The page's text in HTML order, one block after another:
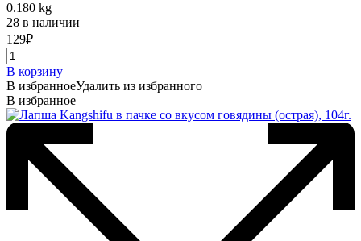
0.180 kg
28 в наличии
129₽
В корзину
В избранноеУдалить из избранного
В избранное